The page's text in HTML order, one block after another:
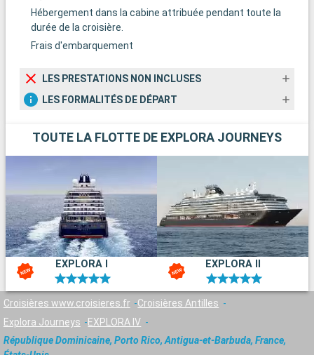
Hébergement dans la cabine attribuée pendant toute la
durée de la croisière.
Frais d'embarquement
LES PRESTATIONS NON INCLUSES
LES FORMALITÉS DE DÉPART
TOUTE LA FLOTTE DE EXPLORA JOURNEYS
EXPLORA I EXPLORA II
Croisières www.croisieres.fr
Croisières Antilles
Explora Journeys
EXPLORA IV
République Dominicaine, Porto Rico, Antigua-et-Barbuda, France,